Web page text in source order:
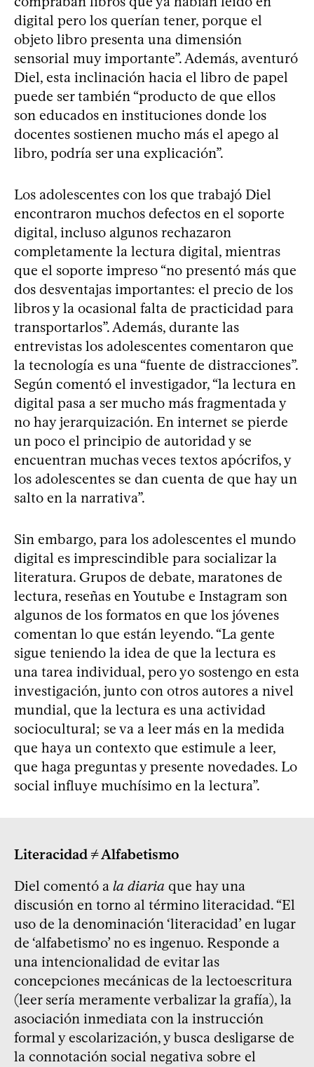
digital pero los querían tener, porque el
objeto libro presenta una dimensión
sensorial muy importante”. Además, aventuró
Diel, esta inclinación hacia el libro de papel
puede ser también “producto de que ellos
son educados en instituciones donde los
docentes sostienen mucho más el apego al
libro, podría ser una explicación”.
Los adolescentes con los que trabajó Diel
encontraron muchos defectos en el soporte
digital, incluso algunos rechazaron
completamente la lectura digital, mientras
que el soporte impreso “no presentó más que
dos desventajas importantes: el precio de los
libros y la ocasional falta de practicidad para
transportarlos”. Además, durante las
entrevistas los adolescentes comentaron que
la tecnología es una “fuente de distracciones”.
Según comentó el investigador, “la lectura en
digital pasa a ser mucho más fragmentada y
no hay jerarquización. En internet se pierde
un poco el principio de autoridad y se
encuentran muchas veces textos apócrifos, y
los adolescentes se dan cuenta de que hay un
salto en la narrativa”.
Sin embargo, para los adolescentes el mundo
digital es imprescindible para socializar la
literatura. Grupos de debate, maratones de
lectura, reseñas en Youtube e Instagram son
algunos de los formatos en que los jóvenes
comentan lo que están leyendo. “La gente
sigue teniendo la idea de que la lectura es
una tarea individual, pero yo sostengo en esta
investigación, junto con otros autores a nivel
mundial, que la lectura es una actividad
sociocultural; se va a leer más en la medida
que haya un contexto que estimule a leer,
que haga preguntas y presente novedades. Lo
social influye muchísimo en la lectura”.
Literacidad ≠ Alfabetismo
Diel comentó a la diaria que hay una
discusión en torno al término literacidad. “El
uso de la denominación ‘literacidad’ en lugar
de ‘alfabetismo’ no es ingenuo. Responde a
una intencionalidad de evitar las
concepciones mecánicas de la lectoescritura
(leer sería meramente verbalizar la grafía), la
asociación inmediata con la instrucción
formal y escolarización, y busca desligarse de
la connotación social negativa sobre el